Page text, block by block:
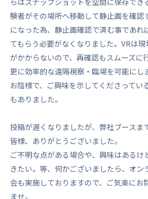
験者がその場所へ移動して静止画を確認
になった為、静止画確認で済む事であれ
てもらう必要がなくなりました。VRは
がかからないので、再確認もスムーズに
更に効率的な遠隔視察・臨場を可能にし
お陰様で、ご興味を示してくださってい
もありました。
投稿が遅くなりましたが、弊社ブースま
皆様、ありがとうございました。
ご不明な点がある場合や、興味はあるけ
きたい。等、何かございましたら、オン
会も実施しておりますので、ご気楽にお
ませ。